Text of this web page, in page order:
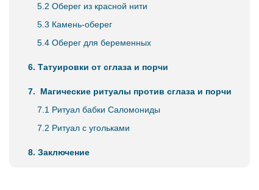
5.2 Оберег из красной нити
5.3 Камень-оберег
5.4 Оберег для беременных
6. Татуировки от сглаза и порчи
7. Магические ритуалы против сглаза и порчи
7.1 Ритуал бабки Саломониды
7.2 Ритуал с угольками
8. Заключение